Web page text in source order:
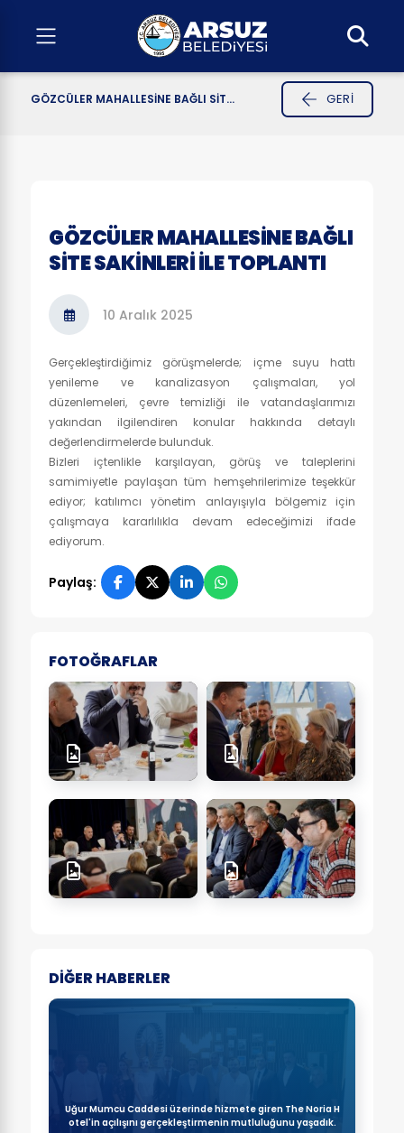
GÖZCÜLER MAHALLESİNE BAĞLI SİT... GERI
GÖZCÜLER MAHALLESİNE BAĞLI
SİTE SAKİNLERİ İLE TOPLANTI
10 Aralık 2025
Gerçekleştirdiğimiz görüşmelerde; içme suyu hattı
yenileme ve kanalizasyon çalışmaları, yol
düzenlemeleri, çevre temizliği ile vatandaşlarımızı
yakından ilgilendiren konular hakkında detaylı
değerlendirmelerde bulunduk.
Bizleri içtenlikle karşılayan, görüş ve taleplerini
samimiyetle paylaşan tüm hemşehrilerimize teşekkür
ediyor; katılımcı yönetim anlayışıyla bölgemiz için
çalışmaya kararlılıkla devam edeceğimizi ifade
ediyorum.
Paylaş:
FOTOĞRAFLAR
DİĞER HABERLER
Uğur Mumcu Caddesi üzerinde hizmete giren The Noria H
otel'in açılışını gerçekleştirmenin mutluluğunu yaşadık.